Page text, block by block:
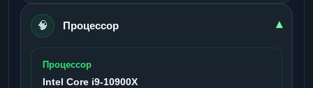
🧠 Процессор ▾
Процессор
Intel Core i9-10900X